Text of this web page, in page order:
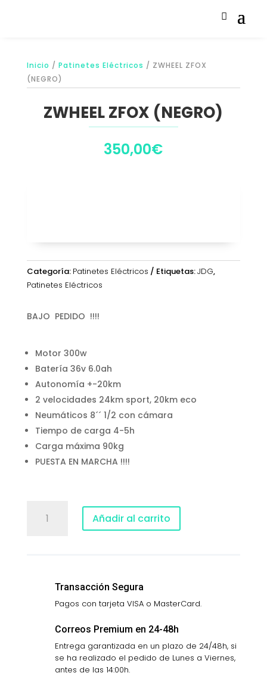
Inicio / Patinetes Eléctricos / ZWHEEL ZFOX
(NEGRO)
ZWHEEL ZFOX (NEGRO)
350,00€
Categoría: Patinetes Eléctricos Etiquetas:JDG,
Patinetes Eléctricos
BAJO PEDIDO !!!!
Motor 300w
Batería 36v 6.0ah
Autonomía +-20km
2 velocidades 24km sport, 20km eco
Neumáticos 8´´ 1/2 con cámara
Tiempo de carga 4-5h
Carga máxima 90kg
PUESTA EN MARCHA !!!!
ZFOX
Añadir al carrito
Transacción Segura
Pagos con tarjeta VISA o MasterCard.
Correos Premium en 24-48h
Entrega garantizada en un plazo de 24/48h, si
se ha realizado el pedido de Lunes a Viernes,
antes de las 14:00h.